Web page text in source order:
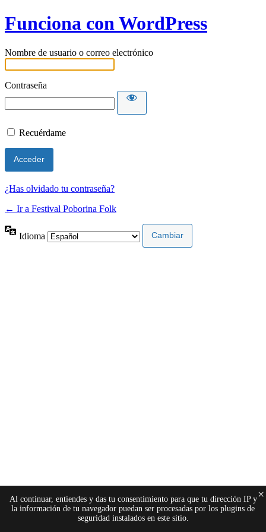
Funciona con WordPress
Nombre de usuario o correo electrónico
Contraseña
Recuérdame
¿Has olvidado tu contraseña?
← Ir a Festival Poborina Folk
Idioma
Al continuar, entiendes y das tu consentimiento para que tu dirección IP y
la información de tu navegador puedan ser procesadas por los plugins de
seguridad instalados en este sitio.
×